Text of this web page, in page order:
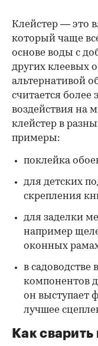
00:00
Клейстер — это
который чаще
основе воды с
других клеевых
альтернативой
считается
воздействия на
клейстер в
примеры:
поклейка
для детских
скрепления
для заделки
например
оконных
в садоводстве
компонентов
он выступает
лучшее
Как